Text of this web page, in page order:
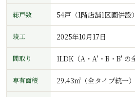
総戸数 54戸（1階店舗1区画併設）
竣工 2025年10月17日
間取り 1LDK（A・A'・B・B' の
専有面積 29.43㎡（全タイプ統一）